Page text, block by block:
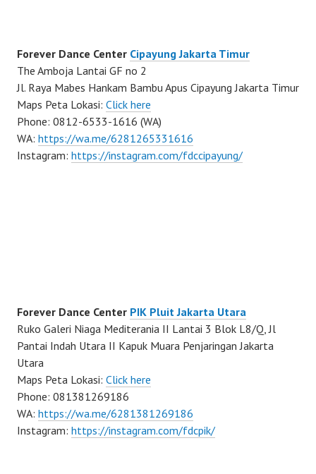
Forever Dance Center Cipayung Jakarta Timur
The Amboja Lantai GF no 2
Jl. Raya Mabes Hankam Bambu Apus Cipayung Jakarta Timur
Maps Peta Lokasi: Click here
Phone: 0812-6533-1616 (WA)
WA: https://wa.me/6281265331616
Instagram: https://instagram.com/fdccipayung/
Forever Dance Center PIK Pluit Jakarta Utara
Ruko Galeri Niaga Mediterania II Lantai 3 Blok L8/Q, Jl
Pantai Indah Utara II Kapuk Muara Penjaringan Jakarta
Utara
Maps Peta Lokasi: Click here
Phone: 081381269186
WA: https://wa.me/6281381269186
Instagram: https://instagram.com/fdcpik/